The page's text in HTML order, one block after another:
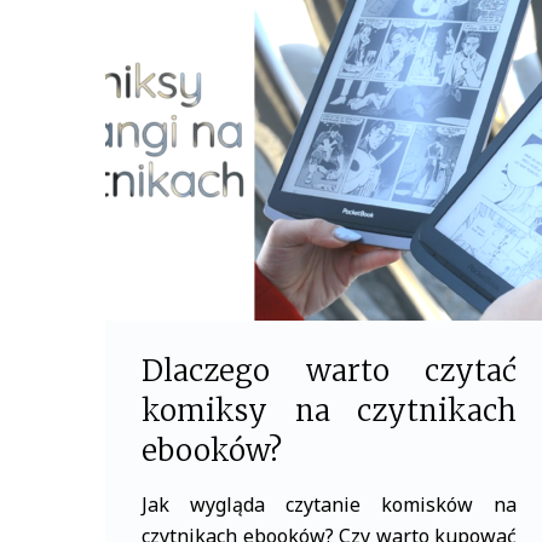
o
o
r
Dlaczego warto czytać
komiksy na czytnikach
ebooków?
Jak wygląda czytanie komisków na
czytnikach ebooków? Czy warto kupować